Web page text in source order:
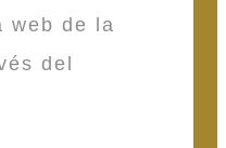
web de la
del